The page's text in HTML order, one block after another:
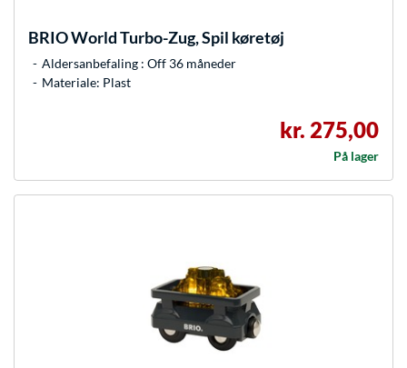
BRIOWorld Turbo-Zug, Spil køretøj
Aldersanbefaling : Off 36 måneder
Materiale: Plast
kr. 275,00
På lager